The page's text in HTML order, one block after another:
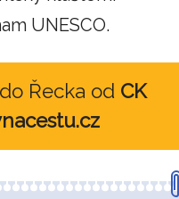
UNESCO.
Řecka od CK